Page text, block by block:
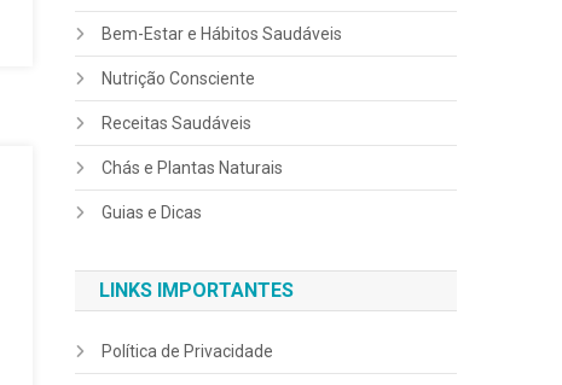
Bem-Estar e Hábitos Saudáveis
Nutrição Consciente
Receitas Saudáveis
Chás e Plantas Naturais
Guias e Dicas
LINKS IMPORTANTES
Política de Privacidade